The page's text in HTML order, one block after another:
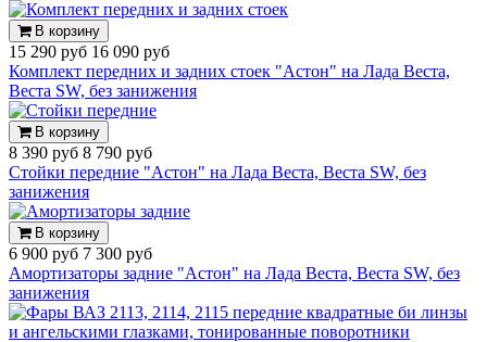
В корзину
15 290 руб 16 090 руб
Комплект передних и задних стоек "Астон" на Лада Веста,
Веста SW, без занижения
В корзину
8 390 руб 8 790 руб
Стойки передние "Астон" на Лада Веста, Веста SW, без
занижения
В корзину
6 900 руб 7 300 руб
Амортизаторы задние "Астон" на Лада Веста, Веста SW, без
занижения